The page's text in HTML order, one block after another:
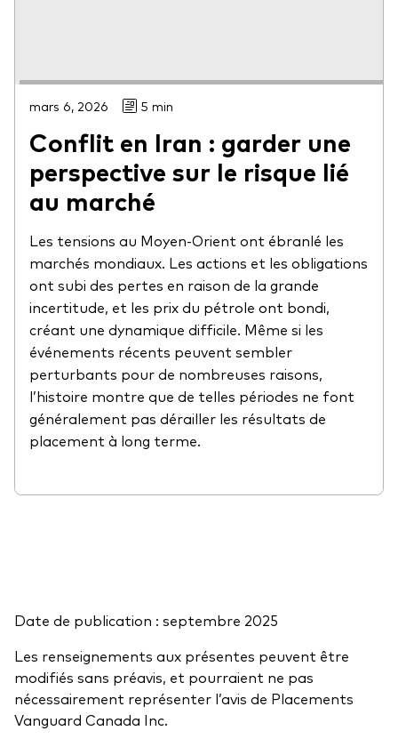
mars 6, 2026 5 min
Conflit en Iran : garder une
perspective sur le risque lié
au marché
Les tensions au Moyen-Orient ont ébranlé les
marchés mondiaux. Les actions et les obligations
ont subi des pertes en raison de la grande
incertitude, et les prix du pétrole ont bondi,
créant une dynamique difficile. Même si les
événements récents peuvent sembler
perturbants pour de nombreuses raisons,
l’histoire montre que de telles périodes ne font
généralement pas dérailler les résultats de
placement à long terme.
Date de publication : septembre 2025
Les renseignements aux présentes peuvent être
modifiés sans préavis, et pourraient ne pas
nécessairement représenter l’avis de Placements
Vanguard Canada Inc.